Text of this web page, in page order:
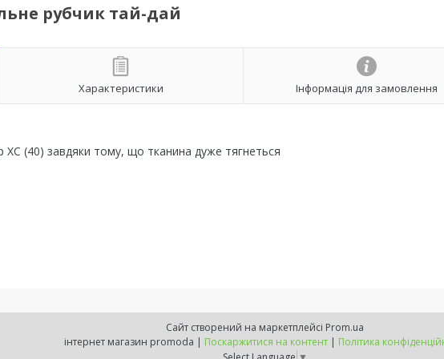
рубчик тай-дай
Характеристики Інформація для замовлення
ХС (40) завдяки тому, що тканина дуже тягнеться
Сайт створений на маркетплейсі Prom.ua
інтернет магазин promoda | Поскаржитися на контент | Політика